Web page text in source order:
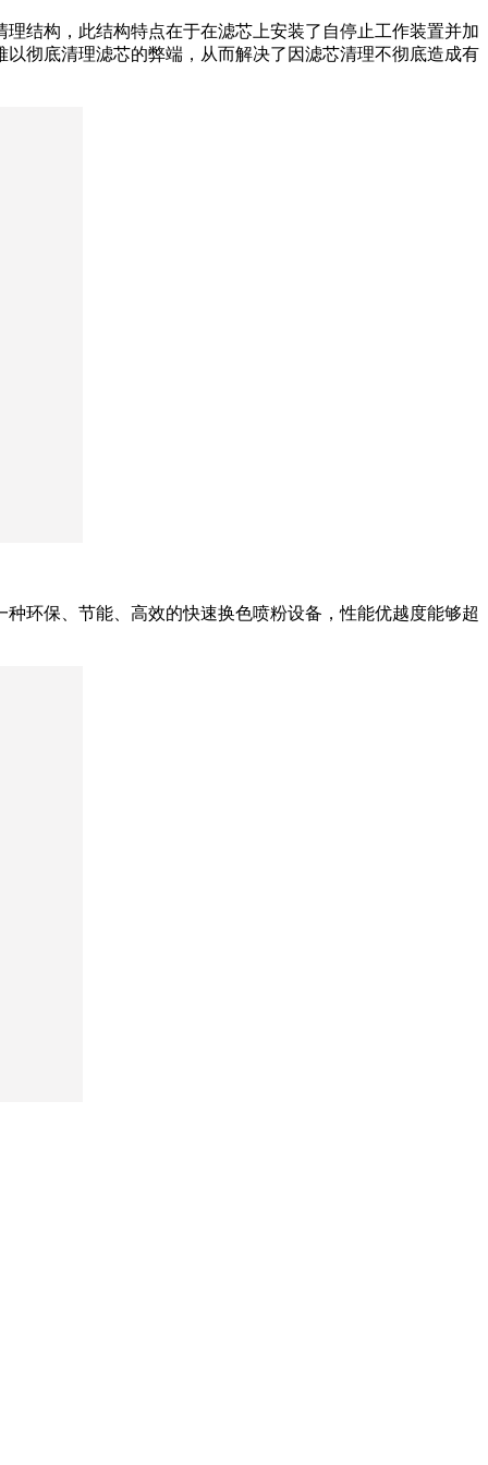
结构，此结构特点在于在滤芯上安装了自停止工作装置并加
彻底清理滤芯的弊端，从而解决了因滤芯清理不彻底造成有
环保、节能、高效的快速换色喷粉设备，性能优越度能够超